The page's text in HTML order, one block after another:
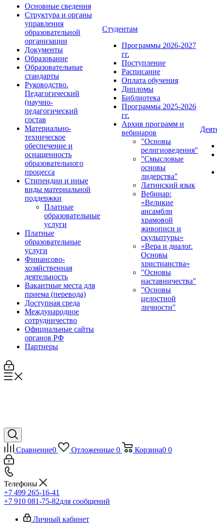
Основные сведения
Структура и органы
управления
образовательной
организации
Документы
Образование
Образовательные
стандарты
Руководство.
Педагогический
(научно-
педагогический
состав
Материально-
техническое
обеспечение и
оснащенность
образовательного
процесса
Стипендии и иные
виды материальной
поддержки
Платные
образовательные
услуги
Платные
образовательные
услуги
Финансово-
хозяйственная
деятельность
Вакантные места для
приема (перевода)
Доступная среда
Международное
сотрудничество
Официальные сайты
органов РФ
Партнеры
Студентам
Программы 2026-2027
гг.
Поступление
Расписание
Оплата обучения
Дипломы
Библиотека
Программы 2025-2026
гг.
Архив программ и
вебинаров
"Основы
религиоведения"
"Смысловые
основы
лидерства"
Латинский язык
Вебинар:
«Великие
ансамбли
храмовой
живописи и
скульптуры»
«Вера и диалог.
Основы
христианства»
"Основы
наставничества"
"Основы
целостной
личности"
Сравнение0 Отложенные 0 Корзина0 0
Телефоны
+7 499 265-16-41
+7 910 081-75-82для сообщений
Личный кабинет